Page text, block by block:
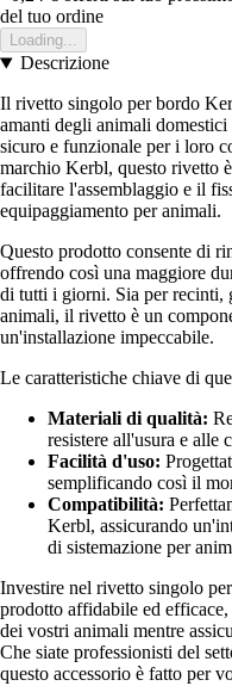
del tuo ordine
Loading...
Descrizione
Il rivetto singolo per bordo
amanti degli animali domestici
sicuro e funzionale per i loro
marchio Kerbl, questo rivetto
facilitare l'assemblaggio e il
equipaggiamento per animali.
Questo prodotto consente di
offrendo così una maggiore
di tutti i giorni. Sia per recinti,
animali, il rivetto è un
un'installazione impeccabile.
Le caratteristiche chiave di
Materiali di qualità:
resistere all'usura e alle
Facilità d'uso:
semplificando così il
Compatibilità:
Kerbl, assicurando
di sistemazione per
Investire nel rivetto singolo
prodotto affidabile ed
dei vostri animali mentre
Che siate professionisti del
questo accessorio è fatto per